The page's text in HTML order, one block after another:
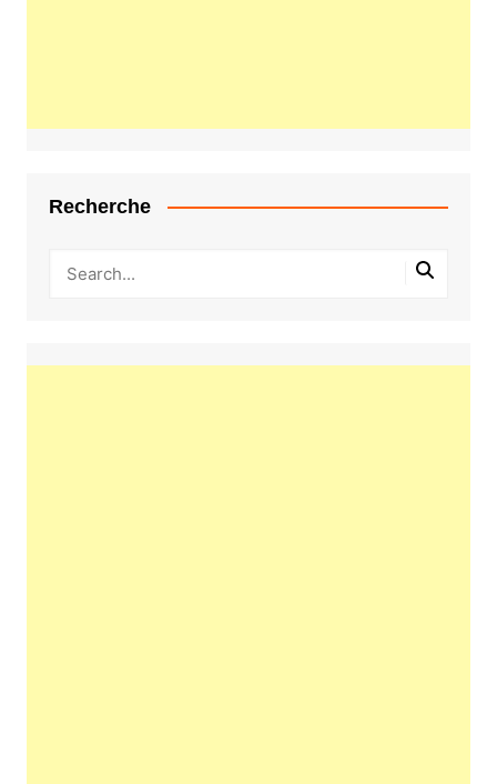
Recherche